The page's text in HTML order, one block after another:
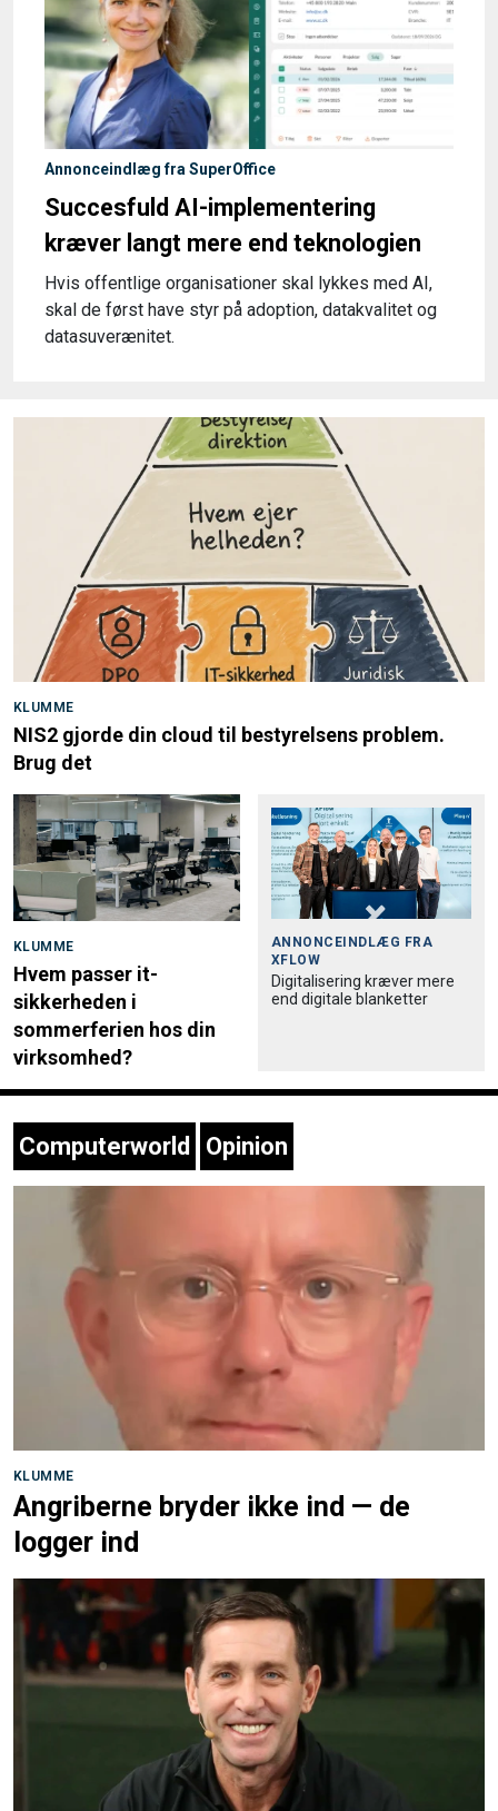
Annonceindlæg fra SuperOffice
Succesfuld AI-implementering
kræver langt mere end teknologien
Hvis offentlige organisationer skal lykkes med AI,
skal de først have styr på adoption, datakvalitet og
datasuverænitet.
KLUMME
NIS2 gjorde din cloud til bestyrelsens problem.
Brug det
KLUMME
Hvem passer it-
sikkerheden i
sommerferien hos din
virksomhed?
ANNONCEINDLÆG FRA
XFLOW
Digitalisering kræver mere
end digitale blanketter
Computerworld Opinion
KLUMME
Angriberne bryder ikke ind — de
logger ind